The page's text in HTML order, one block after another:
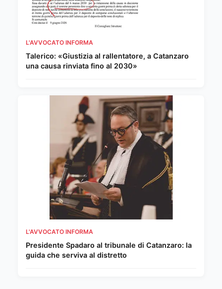
L'AVVOCATO INFORMA
Talerico: «Giustizia al rallentatore, a Catanzaro
una causa rinviata fino al 2030»
L'AVVOCATO INFORMA
Presidente Spadaro al tribunale di Catanzaro: la
guida che serviva al distretto